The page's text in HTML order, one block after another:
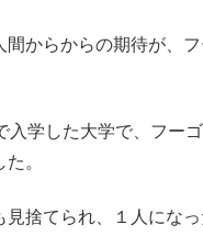
間からからの期待が、
入学した大学で、フー
。
見捨てられ、１人にな